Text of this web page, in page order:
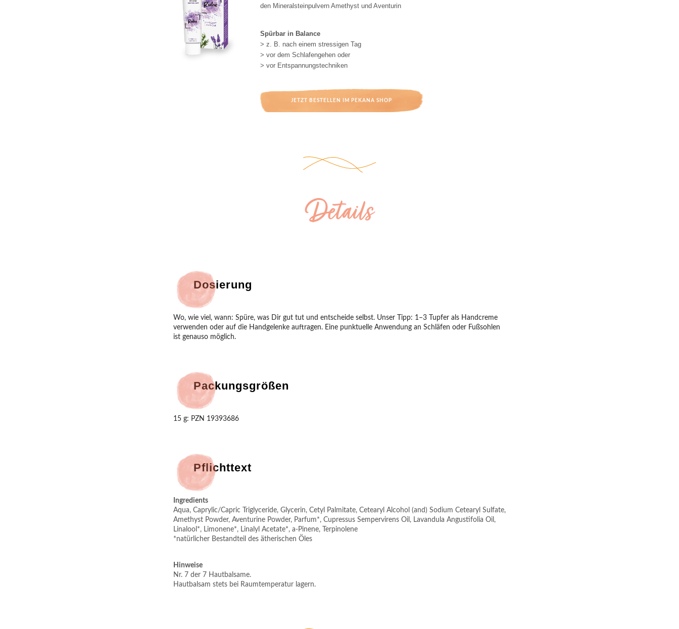
den Mineralsteinpulvern Amethyst und Aventurin
Spürbar in Balance
> z. B. nach einem stressigen Tag
> vor dem Schlafengehen oder
> vor Entspannungstechniken
JETZT BESTELLEN IM PEKANA SHOP
Details
Dosierung
Wo, wie viel, wann: Spüre, was Dir gut tut und entscheide selbst. Unser Tipp: 1–3 Tupfer als Handcreme
verwenden oder auf die Handgelenke auftragen. Eine punktuelle Anwendung an Schläfen oder Fußsohlen
ist genauso möglich.
Packungsgrößen
15 g: PZN 19393686
Pflichttext
Ingredients
Aqua, Caprylic/Capric Triglyceride, Glycerin, Cetyl Palmitate, Cetearyl Alcohol (and) Sodium Cetearyl Sulfate,
Amethyst Powder, Aventurine Powder, Parfum*, Cupressus Sempervirens Oil, Lavandula Angustifolia Oil,
Linalool*, Limonene*, Linalyl Acetate*, a-Pinene, Terpinolene
*natürlicher Bestandteil des ätherischen Öles
Hinweise
Nr. 7 der 7 Hautbalsame.
Hautbalsam stets bei Raumtemperatur lagern.